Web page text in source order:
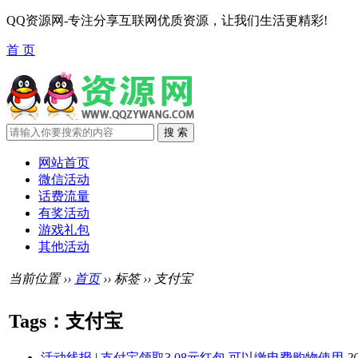
QQ资源网-专注分享互联网优质资源，让我们生活更精彩!
首 页
网站首页
微信活动
话费流量
有奖活动
游戏礼包
其他活动
当前位置 ›› 首页›› 标签 ›› 支付宝
Tags：支付宝